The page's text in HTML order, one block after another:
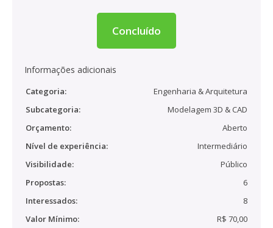
Concluído
Informações adicionais
Categoria:
Engenharia & Arquitetura
Subcategoria:
Modelagem 3D & CAD
Orçamento:
Aberto
Nível de experiência:
Intermediário
Visibilidade:
Público
Propostas:
6
Interessados:
8
Valor Mínimo:
R$ 70,00